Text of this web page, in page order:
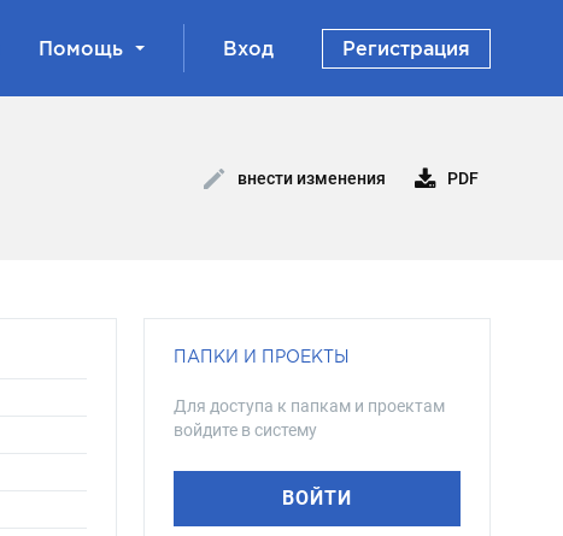
Помощь Вход Регистрация
внести изменения PDF
ПАПКИ И ПРОЕКТЫ
Для доступа к папкам и проектам
войдите в систему
ВОЙТИ